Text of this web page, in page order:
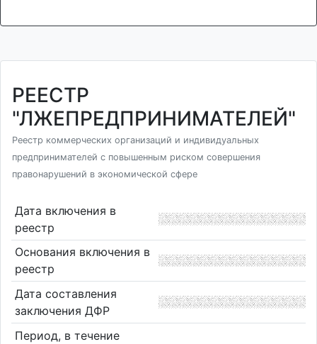
РЕЕСТР
"ЛЖЕПРЕДПРИНИМАТЕЛЕЙ"
Реестр коммерческих организаций и индивидуальных
предпринимателей с повышенным риском совершения
правонарушений в экономической сфере
Дата включения в
реестр
Основания включения в
реестр
Дата составления
заключения ДФР
Период, в течение